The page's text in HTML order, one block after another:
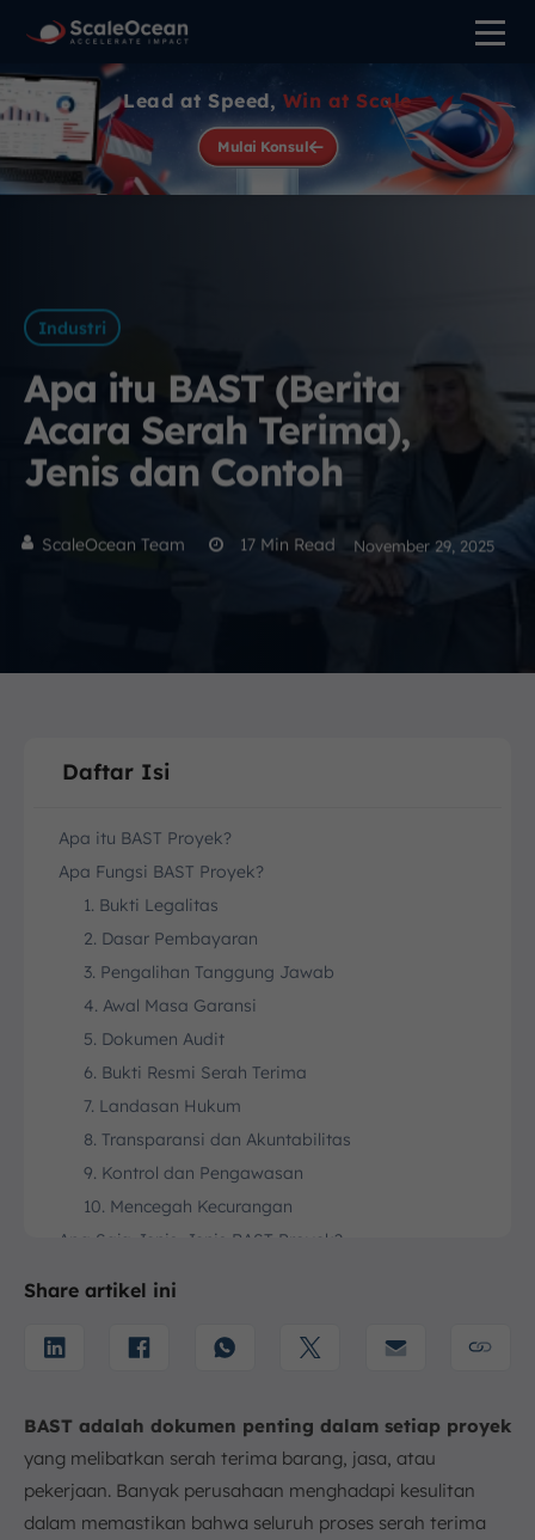
Lead at Speed, Win at Scale
Mulai Konsul
Industri
Apa itu BAST (Berita
Acara Serah Terima),
Jenis dan Contoh
ScaleOcean Team 17 Min Read November 29, 2025
Daftar Isi
Apa itu BAST Proyek?
Apa Fungsi BAST Proyek?
1. Bukti Legalitas
2. Dasar Pembayaran
3. Pengalihan Tanggung Jawab
4. Awal Masa Garansi
5. Dokumen Audit
6. Bukti Resmi Serah Terima
7. Landasan Hukum
8. Transparansi dan Akuntabilitas
9. Kontrol dan Pengawasan
10. Mencegah Kecurangan
Apa Saja Jenis-Jenis BAST Proyek?
3. BAST Pekerjaan Sementara
6. BAST Lahan atau Properti
Apa Saja Elemen Penting di BAST Proyek?
1. Tanggal dan Tempat Serah Terima
Share artikel ini
BAST adalah dokumen penting dalam setiap proyek
yang melibatkan serah terima barang, jasa, atau
pekerjaan. Banyak perusahaan menghadapi kesulitan
dalam memastikan bahwa seluruh proses serah terima